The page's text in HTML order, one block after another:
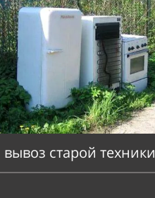
вывоз старой техники